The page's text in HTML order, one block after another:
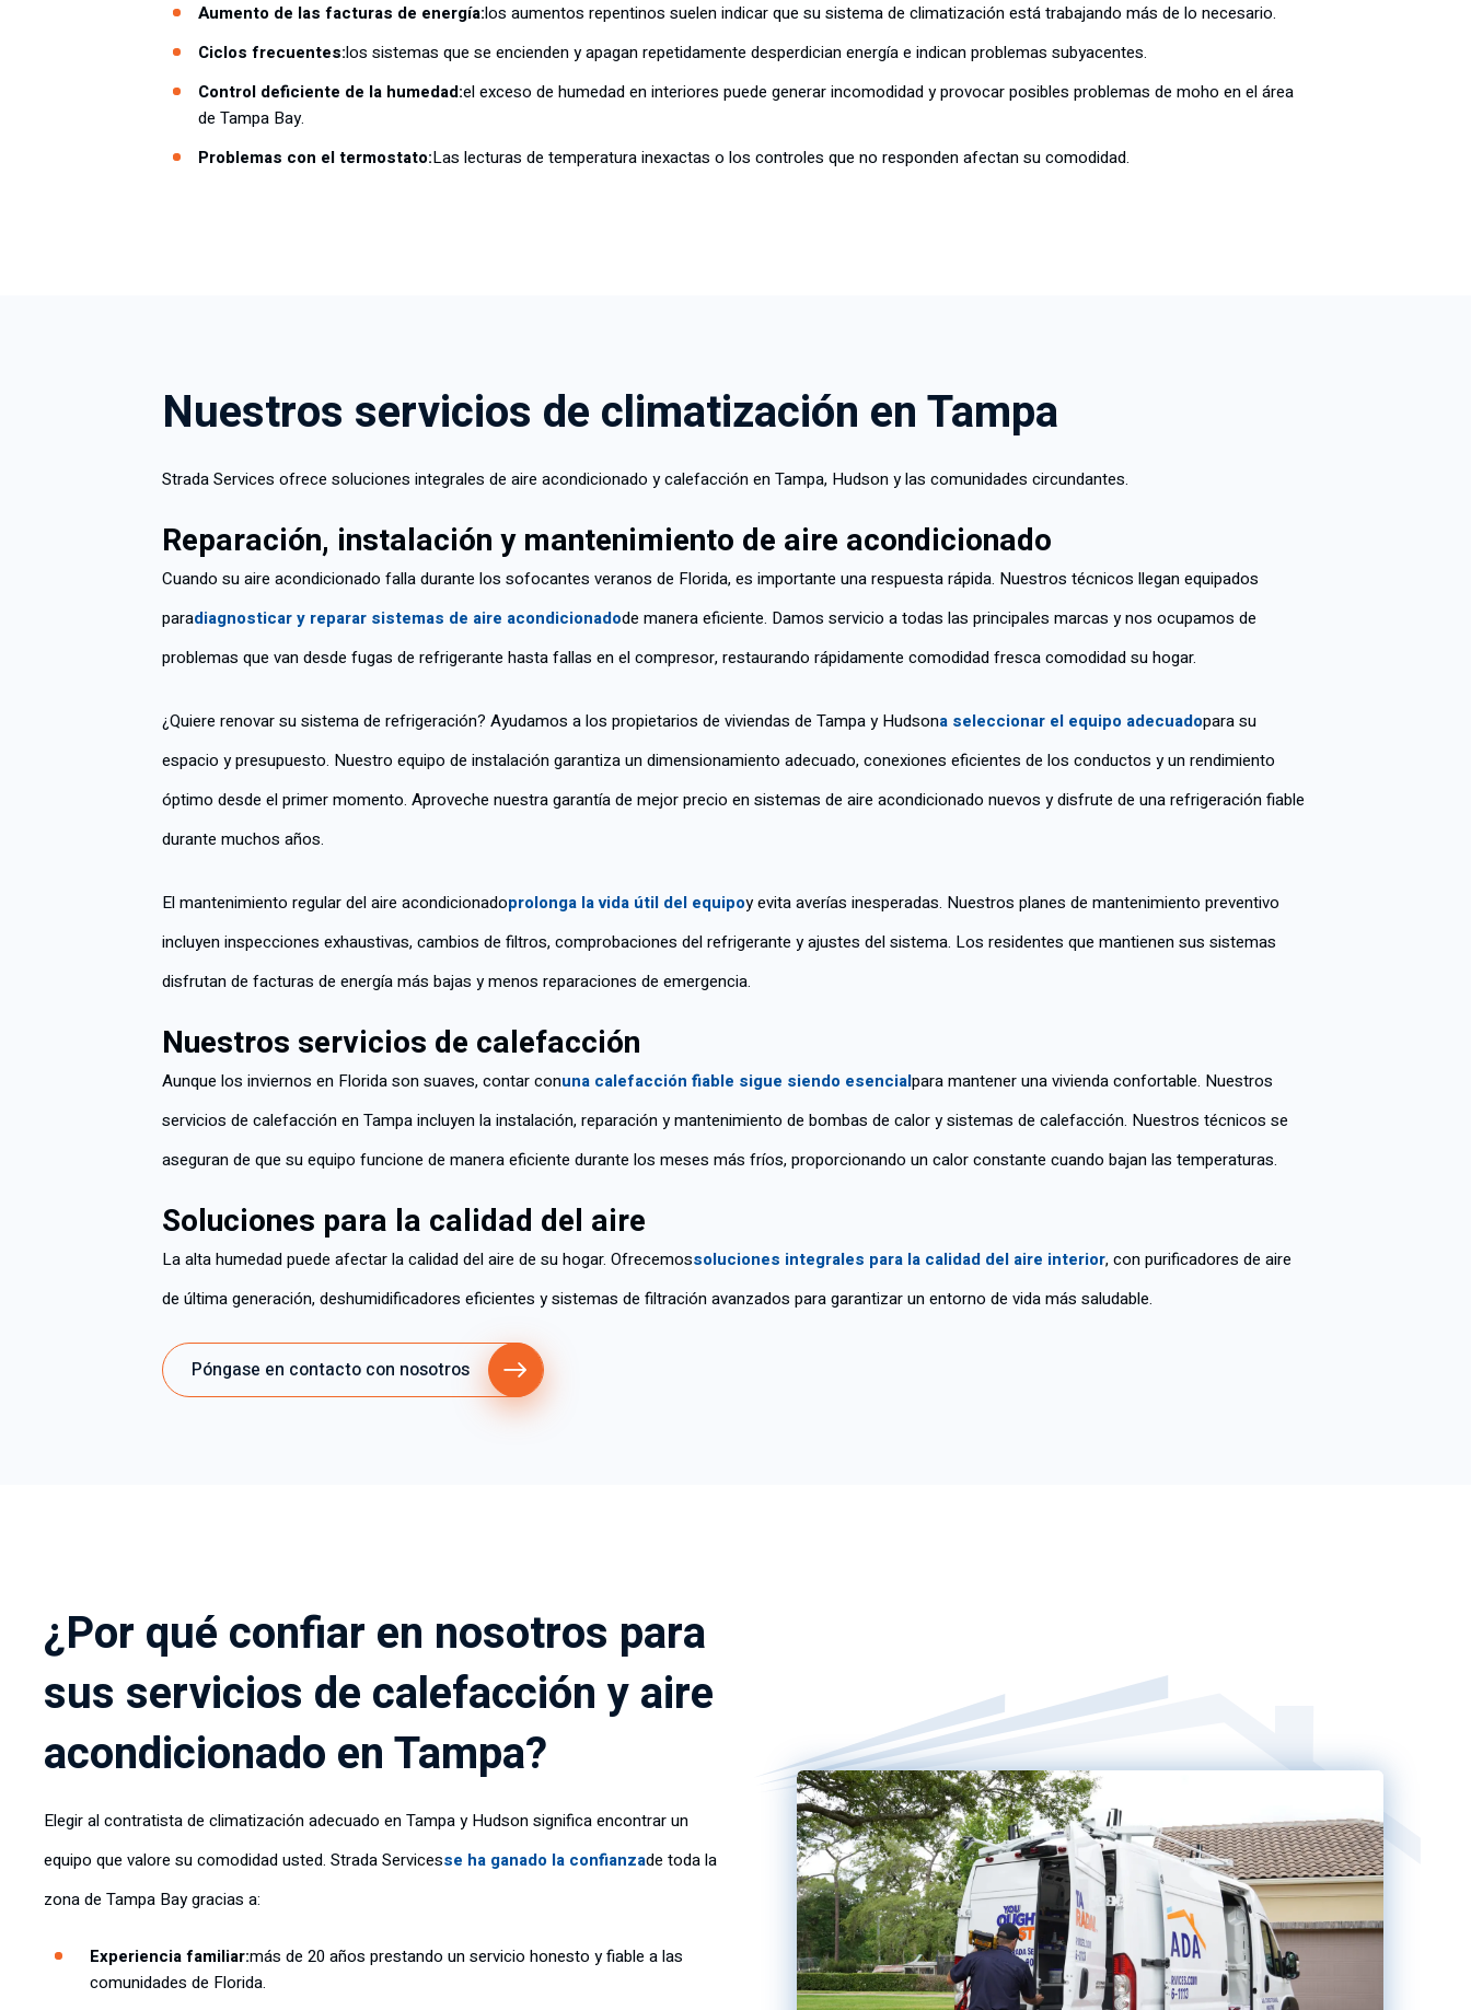
Aumento de las facturas de energía:los aumentos repentinos suelen indicar que su sistema de climatización está trabajando más de lo necesario.
Ciclos frecuentes:los sistemas que se encienden y apagan repetidamente desperdician energía e indican problemas subyacentes.
Control deficiente de la humedad:el exceso de humedad en interiores puede generar incomodidad y provocar posibles problemas de moho en el área
de Tampa Bay.
Problemas con el termostato:Las lecturas de temperatura inexactas o los controles que no responden afectan su comodidad.
Nuestros servicios de climatización en Tampa
Strada Services ofrece soluciones integrales de aire acondicionado y calefacción en Tampa, Hudson y las comunidades circundantes.
Reparación, instalación y mantenimiento de aire acondicionado
Cuando su aire acondicionado falla durante los sofocantes veranos de Florida, es importante una respuesta rápida. Nuestros técnicos llegan equipados
paradiagnosticar y reparar sistemas de aire acondicionadode manera eficiente. Damos servicio a todas las principales marcas y nos ocupamos de
problemas que van desde fugas de refrigerante hasta fallas en el compresor, restaurando rápidamente comodidad fresca comodidad su hogar.
¿Quiere renovar su sistema de refrigeración? Ayudamos a los propietarios de viviendas de Tampa y Hudsona seleccionar el equipo adecuadopara su
espacio y presupuesto. Nuestro equipo de instalación garantiza un dimensionamiento adecuado, conexiones eficientes de los conductos y un rendimiento
óptimo desde el primer momento. Aproveche nuestra garantía de mejor precio en sistemas de aire acondicionado nuevos y disfrute de una refrigeración fiable
durante muchos años.
El mantenimiento regular del aire acondicionadoprolonga la vida útil del equipoy evita averías inesperadas. Nuestros planes de mantenimiento preventivo
incluyen inspecciones exhaustivas, cambios de filtros, comprobaciones del refrigerante y ajustes del sistema. Los residentes que mantienen sus sistemas
disfrutan de facturas de energía más bajas y menos reparaciones de emergencia.
Nuestros servicios de calefacción
Aunque los inviernos en Florida son suaves, contar conuna calefacción fiable sigue siendo esencialpara mantener una vivienda confortable. Nuestros
servicios de calefacción en Tampa incluyen la instalación, reparación y mantenimiento de bombas de calor y sistemas de calefacción. Nuestros técnicos se
aseguran de que su equipo funcione de manera eficiente durante los meses más fríos, proporcionando un calor constante cuando bajan las temperaturas.
Soluciones para la calidad del aire
La alta humedad puede afectar la calidad del aire de su hogar. Ofrecemossoluciones integrales para la calidad del aire interior, con purificadores de aire
de última generación, deshumidificadores eficientes y sistemas de filtración avanzados para garantizar un entorno de vida más saludable.
Póngase en contacto con nosotros
¿Por qué confiar en nosotros para
sus servicios de calefacción y aire
acondicionado en Tampa?
Elegir al contratista de climatización adecuado en Tampa y Hudson significa encontrar un
equipo que valore su comodidad usted. Strada Servicesse ha ganado la confianzade toda la
zona de Tampa Bay gracias a:
Experiencia familiar:más de 20 años prestando un servicio honesto y fiable a las
comunidades de Florida.